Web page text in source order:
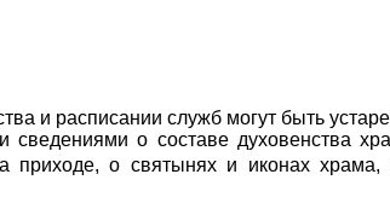
и расписании служб могут быть
сведениями о составе духовенства
приходе, о святынях и иконах